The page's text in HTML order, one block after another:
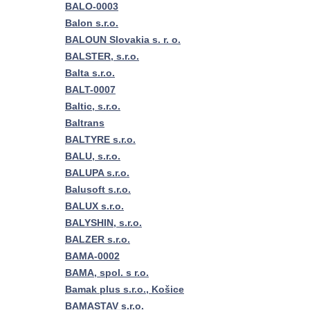
BALO-0003
Balon s.r.o.
BALOUN Slovakia s. r. o.
BALSTER, s.r.o.
Balta s.r.o.
BALT-0007
Baltic, s.r.o.
Baltrans
BALTYRE s.r.o.
BALU, s.r.o.
BALUPA s.r.o.
Balusoft s.r.o.
BALUX s.r.o.
BALYSHIN, s.r.o.
BALZER s.r.o.
BAMA-0002
BAMA, spol. s r.o.
Bamak plus s.r.o., Košice
BAMASTAV s.r.o.